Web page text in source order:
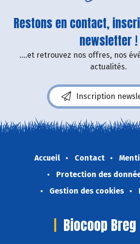
Restons en contact,
newsletter !
....et retrouvez nos offres, nos
actualités.
Inscription
Accueil Contact
Protection des
Gestion des cookies
Biocoop Breg